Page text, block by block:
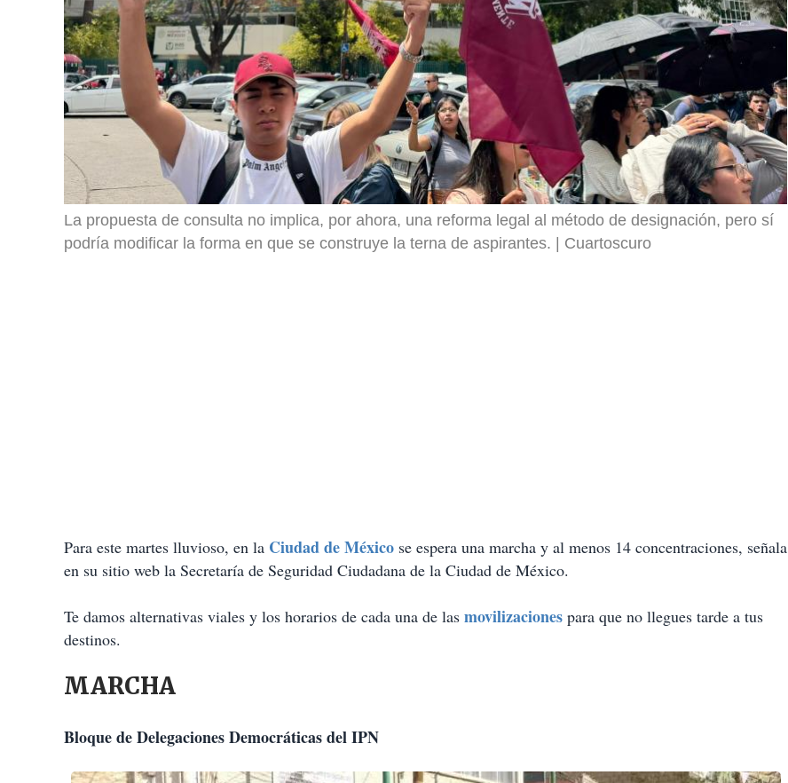
La propuesta de consulta no implica, por ahora, una reforma legal al método de designación, pero sí
podría modificar la forma en que se construye la terna de aspirantes.
Cuartoscuro
Para este martes lluvioso, en la Ciudad de México se espera una marcha y al menos 14 concentraciones, señala
en su sitio web la Secretaría de Seguridad Ciudadana de la Ciudad de México.
Te damos alternativas viales y los horarios de cada una de las movilizaciones para que no llegues tarde a tus
destinos.
MARCHA
Bloque de Delegaciones Democráticas del IPN